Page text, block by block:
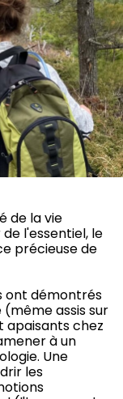
de la vie
l'essentiel, le
précieuse de
ont démontrés
assis sur
apaisants chez
à un
Une
les